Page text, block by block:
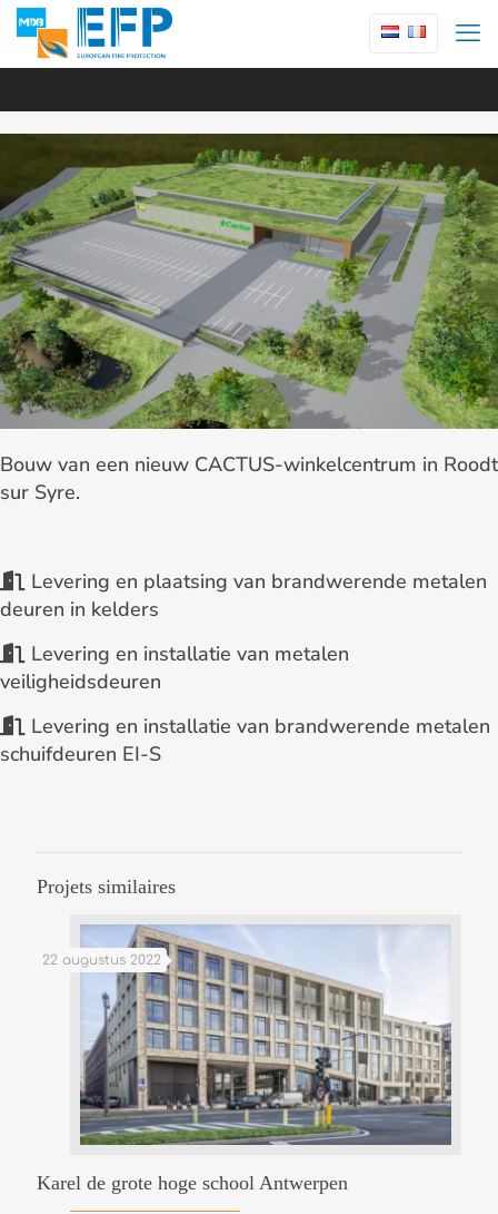
Bouw van een nieuw CACTUS-winkelcentrum in Roodt
sur Syre.
Levering en plaatsing van brandwerende metalen
deuren in kelders
Levering en installatie van metalen
veiligheidsdeuren
Levering en installatie van brandwerende metalen
schuifdeuren EI-S
Projets similaires
22 augustus 2022
Karel de grote hoge school Antwerpen